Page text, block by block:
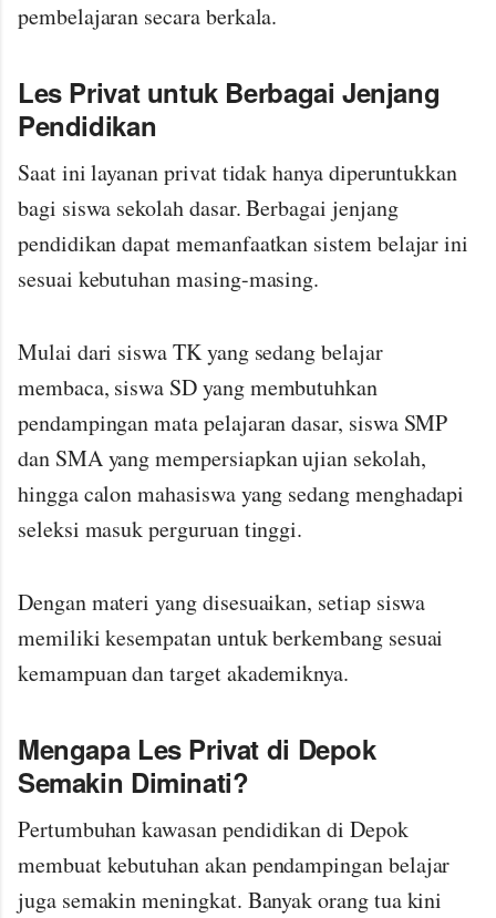
pembelajaran secara berkala.
Les Privat untuk Berbagai Jenjang
Pendidikan
Saat ini layanan privat tidak hanya diperuntukkan
bagi siswa sekolah dasar. Berbagai jenjang
pendidikan dapat memanfaatkan sistem belajar ini
sesuai kebutuhan masing-masing.
Mulai dari siswa TK yang sedang belajar
membaca, siswa SD yang membutuhkan
pendampingan mata pelajaran dasar, siswa SMP
dan SMA yang mempersiapkan ujian sekolah,
hingga calon mahasiswa yang sedang menghadapi
seleksi masuk perguruan tinggi.
Dengan materi yang disesuaikan, setiap siswa
memiliki kesempatan untuk berkembang sesuai
kemampuan dan target akademiknya.
Mengapa Les Privat di Depok
Semakin Diminati?
Pertumbuhan kawasan pendidikan di Depok
membuat kebutuhan akan pendampingan belajar
juga semakin meningkat. Banyak orang tua kini